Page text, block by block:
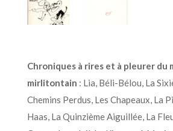
Chroniques à rires et à pleurer du
mirlitontain : Lia, Béli-Bélou, La
Chemins Perdus, Les Chapeaux, La
Haas, La Quinzième Aiguillée, La